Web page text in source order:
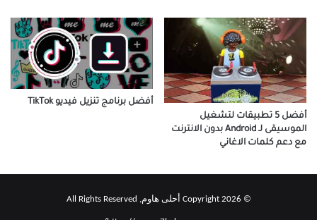
أفضل 5 تطبيقات لتشغيل
الموسيقى لـ Android بدون الانترنت
مع دعم كلمات الاغاني
أفضل برنامج تنزيل فيديو TikTok
© Copyright 2026 أحلى هاوم, All Rights Reserved